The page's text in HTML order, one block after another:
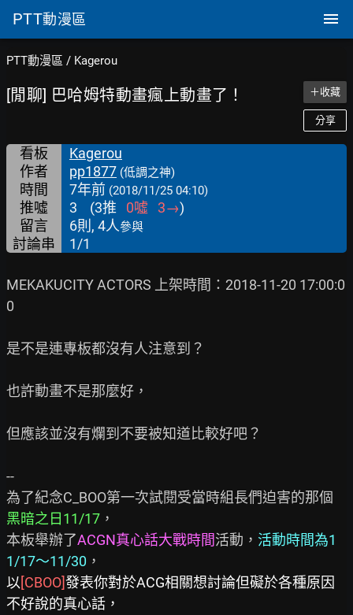
PTT動漫區
PTT動漫區 / Kagerou
[閒聊] 巴哈姆特動畫瘋上動畫了！ ＋收藏
分享
看板
Kagerou
作者
pp1877 (低調之神)
時間 7年前 (2018/11/25 04:10)
推噓 3 (3推 0噓 3→)
留言
6則, 4人參與
討論串 1/1
MEKAKUCITY ACTORS 上架時間：2018-11-20 17:00:0
0
是不是連專板都沒有人注意到？
也許動畫不是那麼好，
但應該並沒有爛到不要被知道比較好吧？
--
為了紀念C_BOO第一次試閱受當時組長們迫害的那個
黑暗之日11/17 ，
本板舉辦了ACGN真心話大戰時間活動， 活動時間為1
1/17～11/30
以 [CBOO]發表你對於ACG相關想討論但礙於各種原因
不好說的真心話，